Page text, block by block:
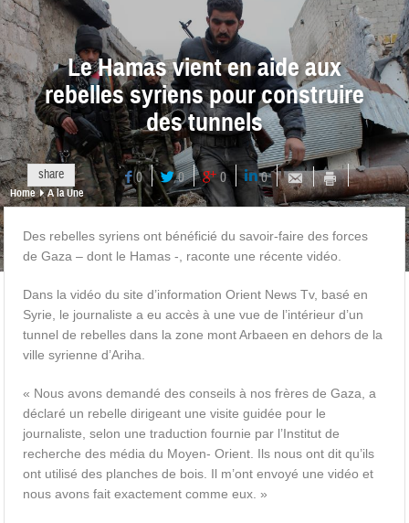
Benjamin Netanyahou à l’Iran : « Si vous nous attaquez, notre
Le Hamas vient en aide aux
rebelles syriens pour construire
des tunnels
share 0 0 0 0
Home A la Une
Des rebelles syriens ont bénéficié du savoir-faire des forces
de Gaza – dont le Hamas -, raconte une récente vidéo.
Dans la vidéo du site d’information Orient News Tv, basé en
Syrie, le journaliste a eu accès à une vue de l’intérieur d’un
tunnel de rebelles dans la zone mont Arbaeen en dehors de la
ville syrienne d’Ariha.
« Nous avons demandé des conseils à nos frères de Gaza, a
déclaré un rebelle dirigeant une visite guidée pour le
journaliste, selon une traduction fournie par l’Institut de
recherche des média du Moyen- Orient. Ils nous ont dit qu’ils
ont utilisé des planches de bois. Il m’ont envoyé une vidéo et
nous avons fait exactement comme eux. »